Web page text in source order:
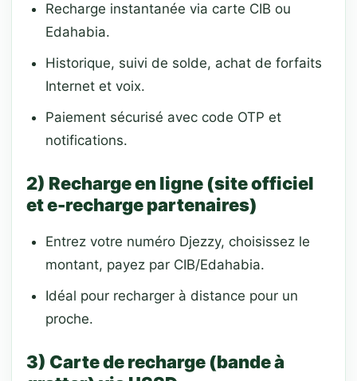
Recharge instantanée via carte CIB ou
Edahabia.
Historique, suivi de solde, achat de forfaits
Internet et voix.
Paiement sécurisé avec code OTP et
notifications.
2) Recharge en ligne (site officiel
et e-recharge partenaires)
Entrez votre numéro Djezzy, choisissez le
montant, payez par CIB/Edahabia.
Idéal pour recharger à distance pour un
proche.
3) Carte de recharge (bande à